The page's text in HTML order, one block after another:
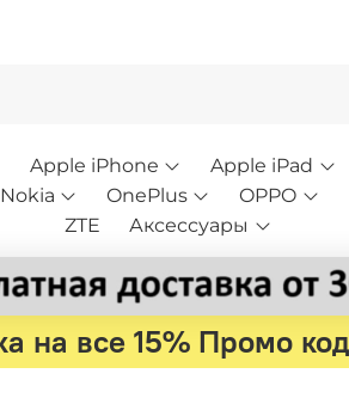
Apple iPhone Apple iPad
Nokia OnePlus OPPO
ZTE
Аксессуары
на все 15% Промо